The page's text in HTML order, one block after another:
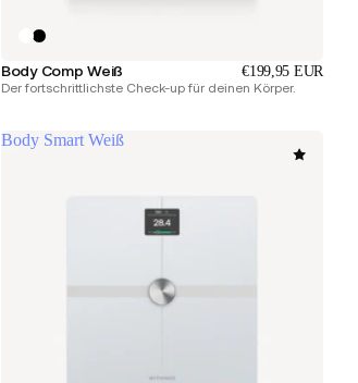
Body Comp Weiß €199,95 EUR
Der fortschrittlichste Check-up für deinen Körper.
Body Smart Weiß